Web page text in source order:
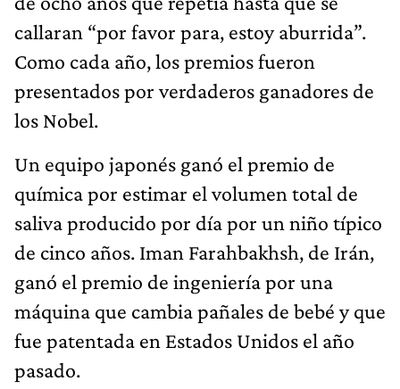
callaran “por favor para, estoy aburrida”.
Como cada año, los premios fueron
presentados por verdaderos ganadores de
los Nobel.
Un equipo japonés ganó el premio de
química por estimar el volumen total de
saliva producido por día por un niño típico
de cinco años. Iman Farahbakhsh, de Irán,
ganó el premio de ingeniería por una
máquina que cambia pañales de bebé y que
fue patentada en Estados Unidos el año
pasado.